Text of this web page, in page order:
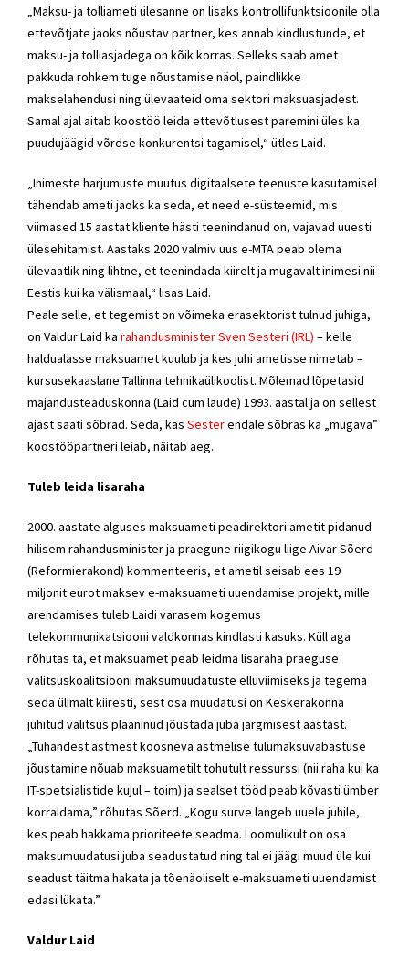
„Maksu- ja tolliameti ülesanne on lisaks kontrollifunktsioonile olla
ettevõtjate jaoks nõustav partner, kes annab kindlustunde, et
maksu- ja tolliasjadega on kõik korras. Selleks saab amet
pakkuda rohkem tuge nõustamise näol, paindlikke
makselahendusi ning ülevaateid oma sektori maksuasjadest.
Samal ajal aitab koostöö leida ettevõtlusest paremini üles ka
puudujäägid võrdse konkurentsi tagamisel,“ ütles Laid.
„Inimeste harjumuste muutus digitaalsete teenuste kasutamisel
tähendab ameti jaoks ka seda, et need e-süsteemid, mis
viimased 15 aastat kliente hästi teenindanud on, vajavad uuesti
ülesehitamist. Aastaks 2020 valmiv uus e-MTA peab olema
ülevaatlik ning lihtne, et teenindada kiirelt ja mugavalt inimesi nii
Eestis kui ka välismaal,“ lisas Laid.
Peale selle, et tegemist on võimeka erasektorist tulnud juhiga,
on Valdur Laid ka rahandusminister Sven Sesteri (IRL) – kelle
haldualasse maksuamet kuulub ja kes juhi ametisse nimetab –
kursusekaaslane Tallinna tehnikaülikoolist. Mõlemad lõpetasid
majandusteaduskonna (Laid cum laude) 1993. aastal ja on sellest
ajast saati sõbrad. Seda, kas Sesterendale sõbras ka „mugava”
koostööpartneri leiab, näitab aeg.
Tuleb leida lisaraha
2000. aastate alguses maksuameti peadirektori ametit pidanud
hilisem rahandusminister ja praegune riigikogu liige Aivar Sõerd
(Reformierakond) kommenteeris, et ametil seisab ees 19
miljonit eurot maksev e-maksuameti uuendamise projekt, mille
arendamises tuleb Laidi varasem kogemus
telekommunikatsiooni valdkonnas kindlasti kasuks. Küll aga
rõhutas ta, et maksuamet peab leidma lisaraha praeguse
valitsuskoalitsiooni maksumuudatuste elluviimiseks ja tegema
seda ülimalt kiiresti, sest osa muudatusi on Keskerakonna
juhitud valitsus plaaninud jõustada juba järgmisest aastast.
„Tuhandest astmest koosneva astmelise tulumaksuvabastuse
jõustamine nõuab maksuametilt tohutult ressurssi (nii raha kui ka
IT-spetsialistide kujul – toim) ja sealset tööd peab kõvasti ümber
korraldama,” rõhutas Sõerd. „Kogu surve langeb uuele juhile,
kes peab hakkama prioriteete seadma. Loomulikult on osa
maksumuudatusi juba seadustatud ning tal ei jäägi muud üle kui
seadust täitma hakata ja tõenäoliselt e-maksuameti uuendamist
edasi lükata.”
Valdur Laid